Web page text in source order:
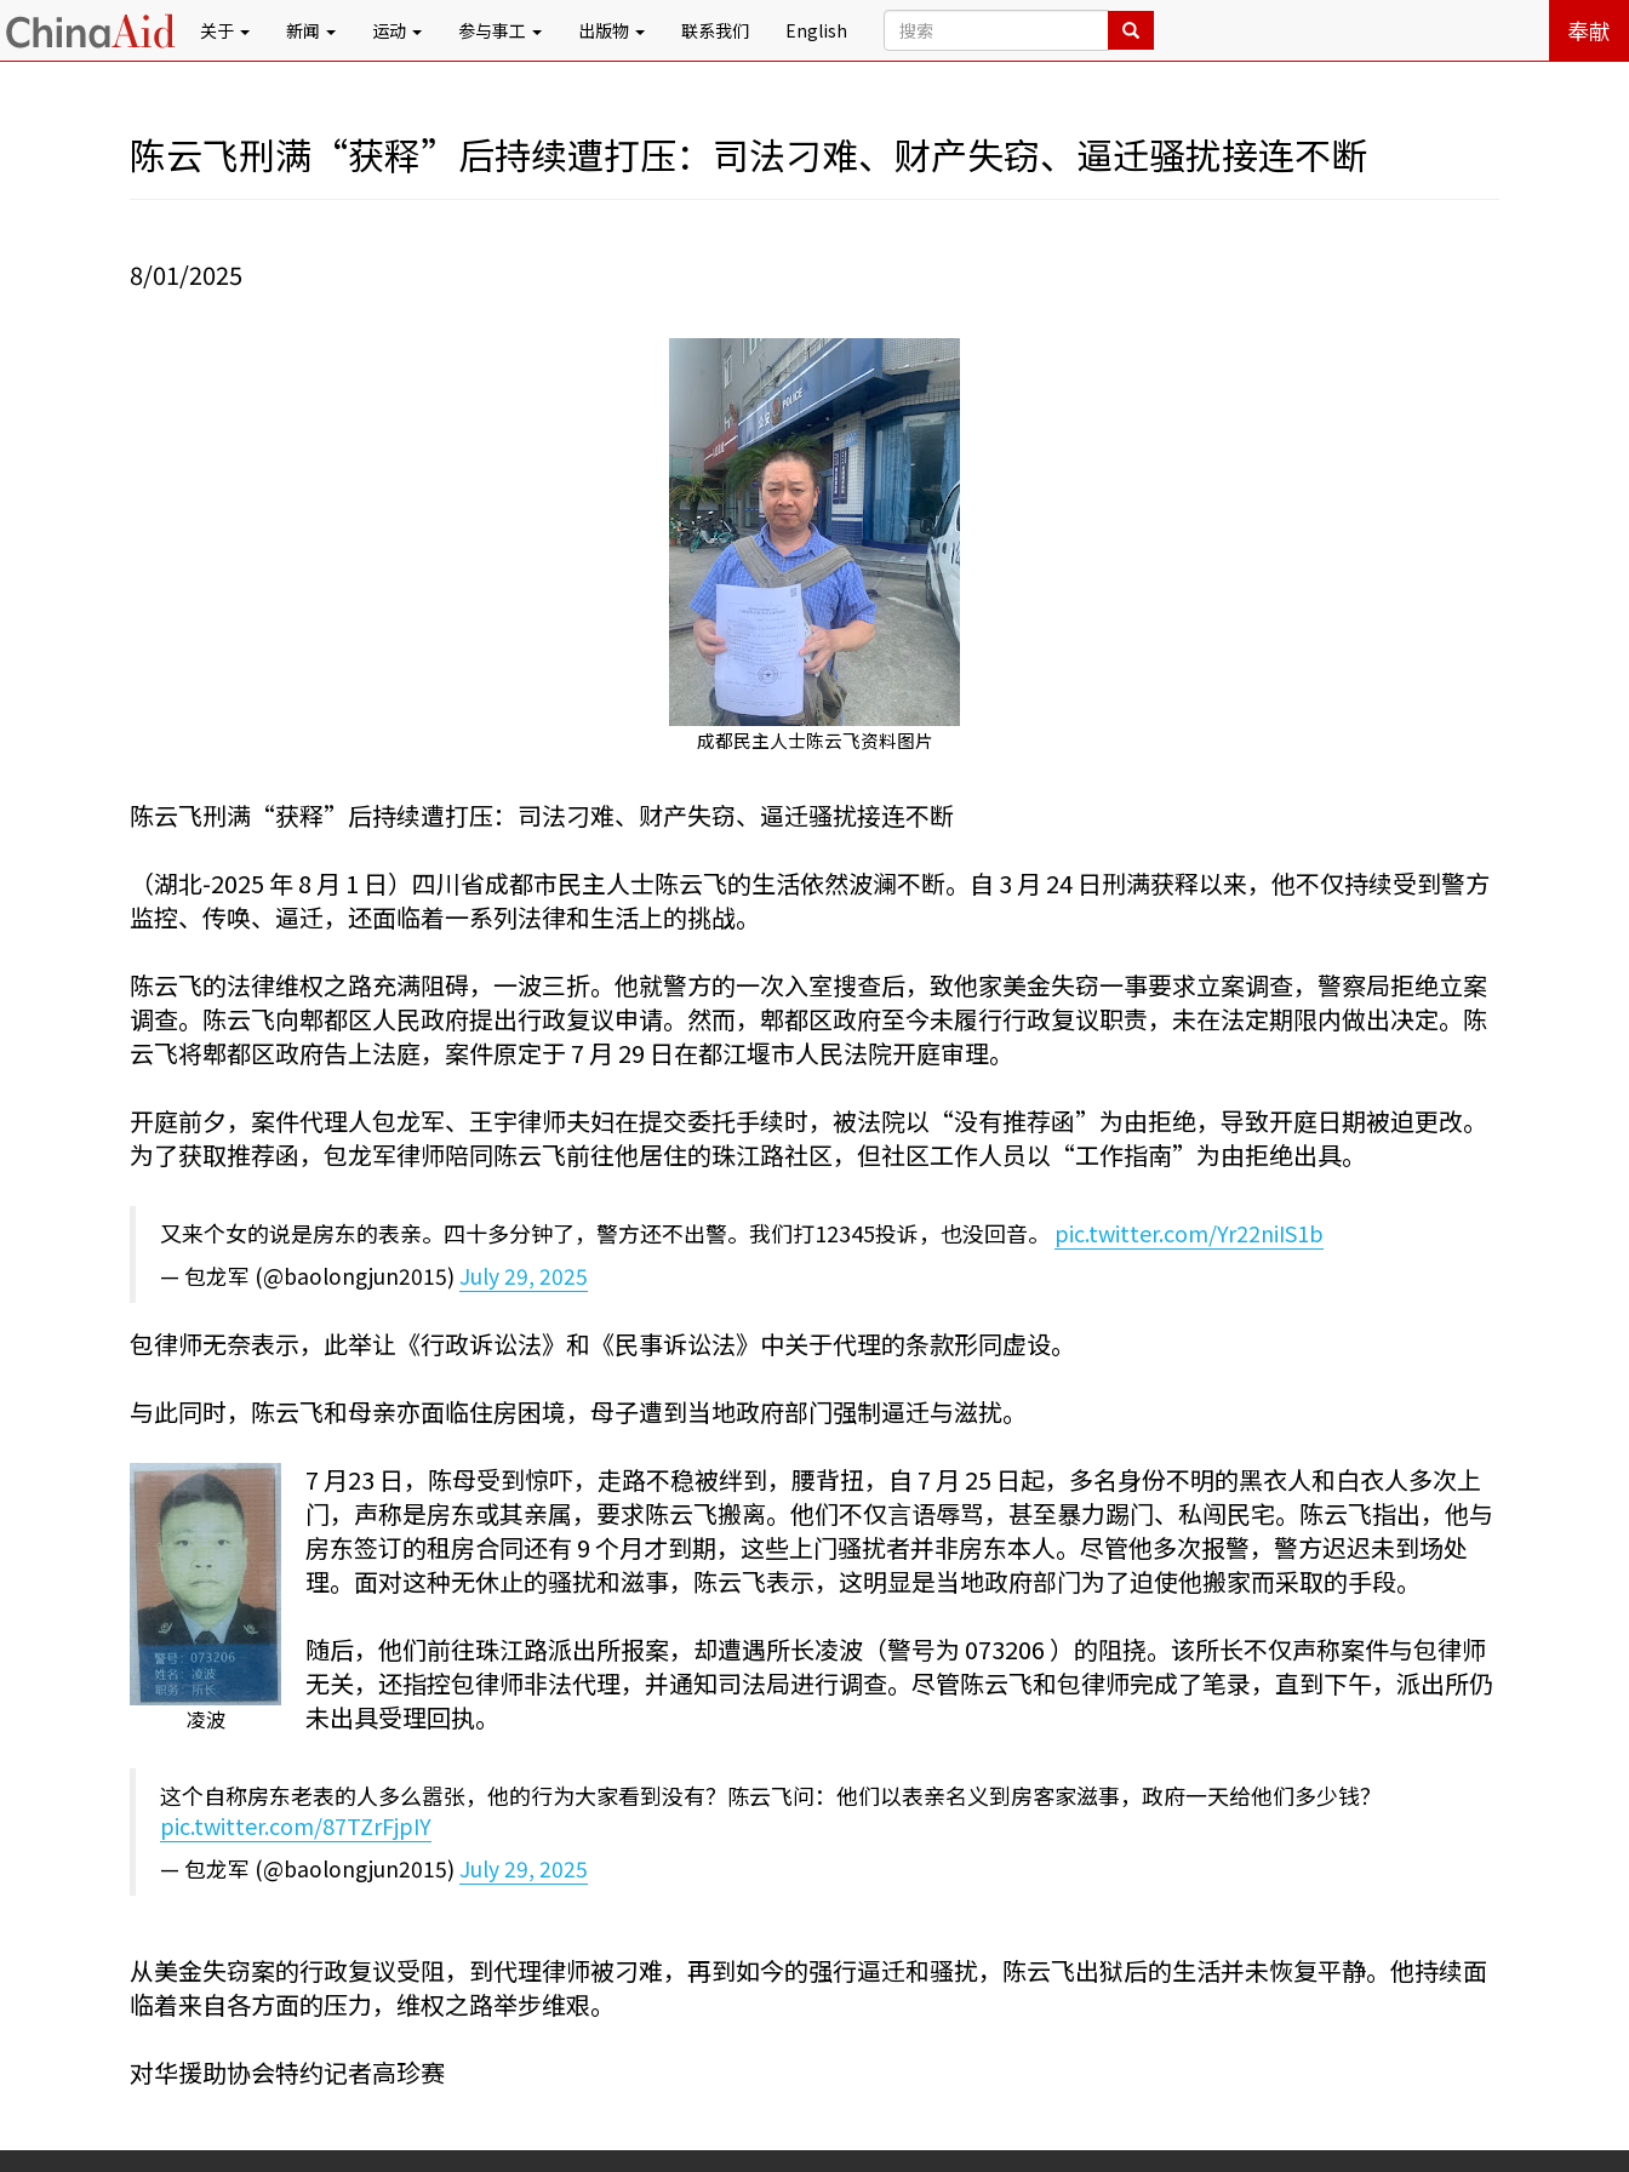
关于 新闻 运动 参与事工 出版物 联系我们 English 奉献
陈云飞刑满“获释”后持续遭打压：司法刁难、财产失窃、逼迁骚扰接连不断
8/01/2025
成都民主人士陈云飞资料图片
陈云飞刑满“获释”后持续遭打压：司法刁难、财产失窃、逼迁骚扰接连不断
（湖北-2025 年 8 月 1 日）四川省成都市民主人士陈云飞的生活依然波澜不断。自 3 月 24 日刑满获释以来，他不仅持续受到警方
监控、传唤、逼迁，还面临着一系列法律和生活上的挑战。
陈云飞的法律维权之路充满阻碍，一波三折。他就警方的一次入室搜查后，致他家美金失窃一事要求立案调查，警察局拒绝立案
调查。陈云飞向郫都区人民政府提出行政复议申请。然而，郫都区政府至今未履行行政复议职责，未在法定期限内做出决定。陈
云飞将郫都区政府告上法庭，案件原定于 7 月 29 日在都江堰市人民法院开庭审理。
开庭前夕，案件代理人包龙军、王宇律师夫妇在提交委托手续时，被法院以“没有推荐函”为由拒绝，导致开庭日期被迫更改。
为了获取推荐函，包龙军律师陪同陈云飞前往他居住的珠江路社区，但社区工作人员以“工作指南”为由拒绝出具。
又来个女的说是房东的表亲。四十多分钟了，警方还不出警。我们打12345投诉，也没回音。 pic.twitter.com/Yr22niIS1b
— 包龙军 (@baolongjun2015) July 29, 2025
包律师无奈表示，此举让《行政诉讼法》和《民事诉讼法》中关于代理的条款形同虚设。
与此同时，陈云飞和母亲亦面临住房困境，母子遭到当地政府部门强制逼迁与滋扰。
凌波
7 月23 日，陈母受到惊吓，走路不稳被绊到，腰背扭，自 7 月 25 日起，多名身份不明的黑衣人和白衣人多次上
门，声称是房东或其亲属，要求陈云飞搬离。他们不仅言语辱骂，甚至暴力踢门、私闯民宅。陈云飞指出，他与
房东签订的租房合同还有 9 个月才到期，这些上门骚扰者并非房东本人。尽管他多次报警，警方迟迟未到场处
理。面对这种无休止的骚扰和滋事，陈云飞表示，这明显是当地政府部门为了迫使他搬家而采取的手段。
随后，他们前往珠江路派出所报案，却遭遇所长凌波（警号为 073206 ）的阻挠。该所长不仅声称案件与包律师
无关，还指控包律师非法代理，并通知司法局进行调查。尽管陈云飞和包律师完成了笔录，直到下午，派出所仍
未出具受理回执。
这个自称房东老表的人多么嚣张，他的行为大家看到没有？陈云飞问：他们以表亲名义到房客家滋事，政府一天给他们多少钱？
pic.twitter.com/87TZrFjpIY
— 包龙军 (@baolongjun2015) July 29, 2025
从美金失窃案的行政复议受阻，到代理律师被刁难，再到如今的强行逼迁和骚扰，陈云飞出狱后的生活并未恢复平静。他持续面
临着来自各方面的压力，维权之路举步维艰。
对华援助协会特约记者高珍赛